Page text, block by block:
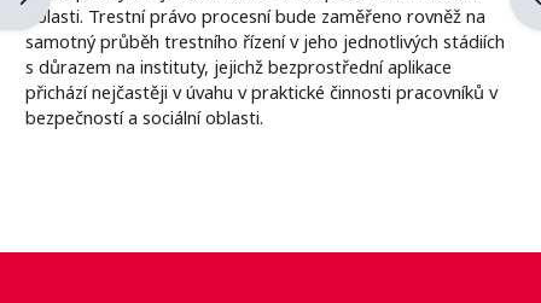
oblasti. Trestní právo procesní bude zaměřeno rovněž na
samotný průběh trestního řízení v jeho jednotlivých stádiích
s důrazem na instituty, jejichž bezprostřední aplikace
přichází nejčastěji v úvahu v praktické činnosti pracovníků v
bezpečností a sociální oblasti.